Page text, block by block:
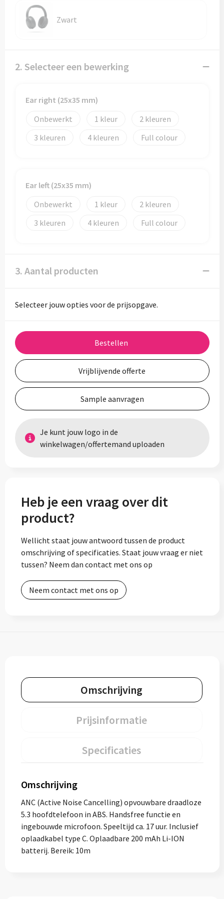
Zwart
2. Selecteer een bewerking
Ear right (25x35 mm)
Onbewerkt
1
2
3
4 Full colour
Ear left (25x35 mm)
Onbewerkt
1
2
3
4 Full colour
3. Aantal producten
Selecteer jouw opties voor de prijsopgave.
Bestellen
Vrijblijvende offerte
Sample aanvragen
Je kunt jouw logo in de
winkelwagen/offertemand uploaden
Heb je een vraag over dit
product?
Wellicht staat jouw antwoord tussen de product
omschrijving of specificaties. Staat jouw vraag er niet
tussen? Neem dan contact met ons op
Neem contact met ons op
Omschrijving
Prijsinformatie
Specificaties
Omschrijving
ANC (Active Noise Cancelling) opvouwbare draadloze
5.3 hoofdtelefoon in ABS. Handsfree functie en
ingebouwde microfoon. Speeltijd ca. 17 uur. Inclusief
oplaadkabel type C. Oplaadbare 200 mAh Li-ION
batterij. Bereik: 10m